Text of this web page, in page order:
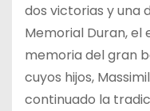
dos victorias y una
Memorial Duran, el
memoria del gran
cuyos hijos,
continuado la